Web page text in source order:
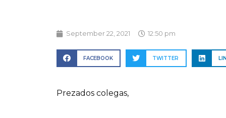
September 22, 2021 12:50 pm
FACEBOOK TWITTER
Prezados colegas,